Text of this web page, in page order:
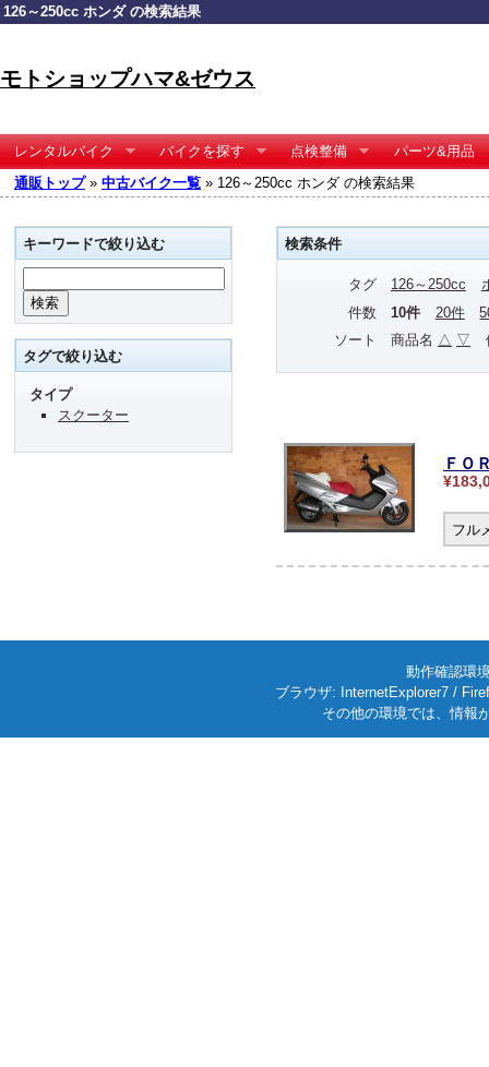
126～250cc ホンダ の検索結果
モトショップハマ&ゼウス
レンタルバイク バイクを探す 点検整備
パーツ&用品
通販トップ» 中古バイク一覧 » 126～250cc ホンダ の検索結果
検索条件
タグ 126～250cc
件数
10件 20件
ソート
商品名 △ ▽
ＦＯ
フル
キーワードで絞り込む
タグで絞り込む
タイプ
スクーター
動作確認環
ブラウザ: InternetExplorer7 /
その他の環境では、情報